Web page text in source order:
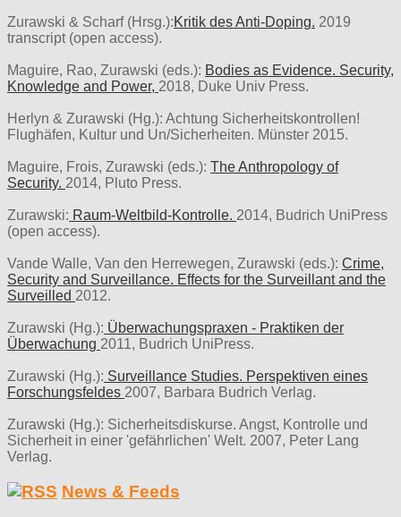
Zurawski & Scharf (Hrsg.):Kritik des Anti-Doping. 2019
transcript (open access).
Maguire, Rao, Zurawski (eds.): Bodies as Evidence. Security,
Knowledge and Power, 2018, Duke Univ Press.
Herlyn & Zurawski (Hg.): Achtung Sicherheitskontrollen!
Flughäfen, Kultur und Un/Sicherheiten. Münster 2015.
Maguire, Frois, Zurawski (eds.): The Anthropology of
Security. 2014, Pluto Press.
Zurawski: Raum-Weltbild-Kontrolle. 2014, Budrich UniPress
(open access).
Vande Walle, Van den Herrewegen, Zurawski (eds.): Crime,
Security and Surveillance. Effects for the Surveillant and the
Surveilled 2012.
Zurawski (Hg.): Überwachungspraxen - Praktiken der
Überwachung 2011, Budrich UniPress.
Zurawski (Hg.): Surveillance Studies. Perspektiven eines
Forschungsfeldes 2007, Barbara Budrich Verlag.
Zurawski (Hg.): Sicherheitsdiskurse. Angst, Kontrolle und
Sicherheit in einer 'gefährlichen' Welt. 2007, Peter Lang
Verlag.
News & Feeds